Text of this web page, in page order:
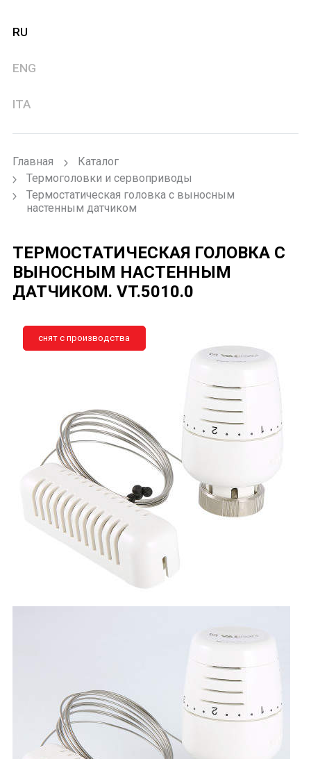
RU
ENG
ITA
Главная
Каталог
Термоголовки и сервоприводы
Термостатическая головка с выносным
настенным датчиком
ТЕРМОСТАТИЧЕСКАЯ ГОЛОВКА С
ВЫНОСНЫМ НАСТЕННЫМ
ДАТЧИКОМ. VT.5010.0
снят с производства